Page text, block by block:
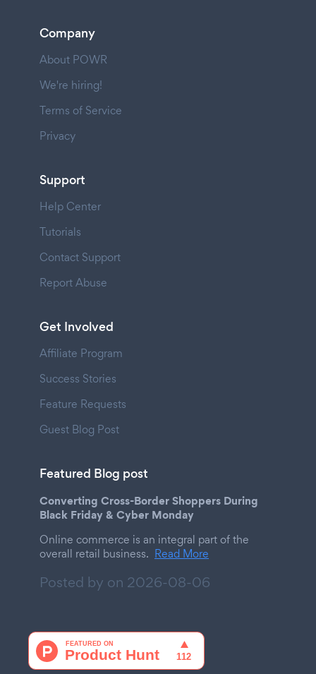
Company
About POWR
We're hiring!
Terms of Service
Privacy
Support
Help Center
Tutorials
Contact Support
Report Abuse
Get Involved
Affiliate Program
Success Stories
Feature Requests
Guest Blog Post
Featured Blog post
Converting Cross-Border Shoppers During
Black Friday & Cyber Monday
Online commerce is an integral part of the
overall retail business. Read More
Posted by on 2026-08-06